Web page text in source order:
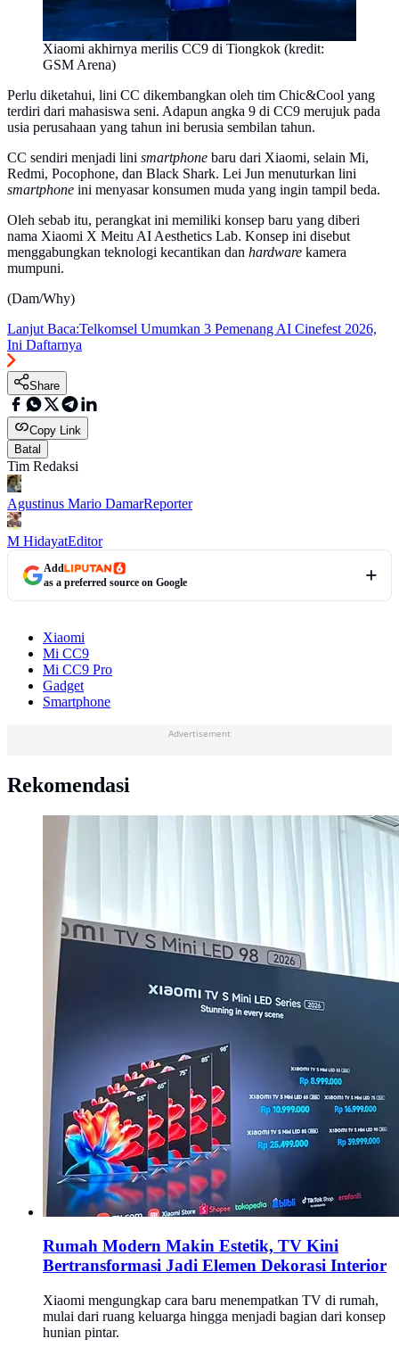
Xiaomi akhirnya merilis CC9 di Tiongkok (kredit:
GSM Arena)
Perlu diketahui, lini CC dikembangkan oleh tim Chic&Cool yang
terdiri dari mahasiswa seni. Adapun angka 9 di CC9 merujuk pada
usia perusahaan yang tahun ini berusia sembilan tahun.
CC sendiri menjadi lini smartphone baru dari Xiaomi, selain Mi,
Redmi, Pocophone, dan Black Shark. Lei Jun menuturkan lini
smartphone ini menyasar konsumen muda yang ingin tampil beda.
Oleh sebab itu, perangkat ini memiliki konsep baru yang diberi
nama Xiaomi X Meitu AI Aesthetics Lab. Konsep ini disebut
menggabungkan teknologi kecantikan dan hardware kamera
mumpuni.
(Dam/Why)
Lanjut Baca:Telkomsel Umumkan 3 Pemenang AI Cinefest 2026,
Ini Daftarnya
Share
Copy Link
Batal
Tim Redaksi
Agustinus Mario DamarReporter
M HidayatEditor
Add
as a preferred source on Google
Xiaomi
Mi CC9
Mi CC9 Pro
Gadget
Smartphone
Advertisement
Rekomendasi
Rumah Modern Makin Estetik, TV Kini
Bertransformasi Jadi Elemen Dekorasi Interior
Xiaomi mengungkap cara baru menempatkan TV di rumah,
mulai dari ruang keluarga hingga menjadi bagian dari konsep
hunian pintar.